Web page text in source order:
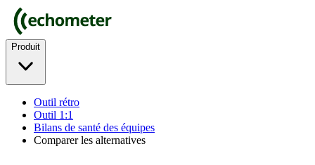
Produit
Outil rétro
Outil 1:1
Bilans de santé des équipes
Comparer les alternatives